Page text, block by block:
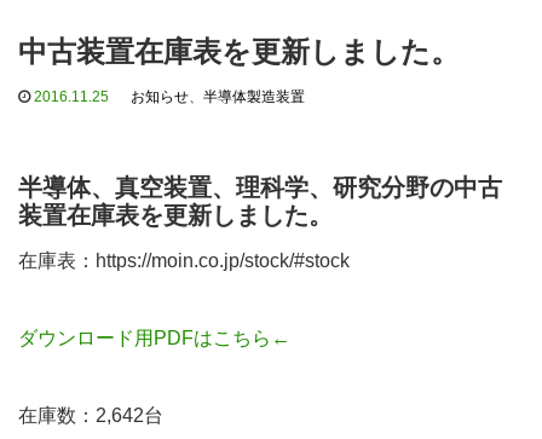
中古装置在庫表を更新しました。
2016.11.25 お知らせ、 半導体製造装置
半導体、真空装置、理科学、研究分野の中古
装置在庫表を更新しました。
在庫表：https://moin.co.jp/stock/#stock
ダウンロード用PDFはこちら←
在庫数：2,642台